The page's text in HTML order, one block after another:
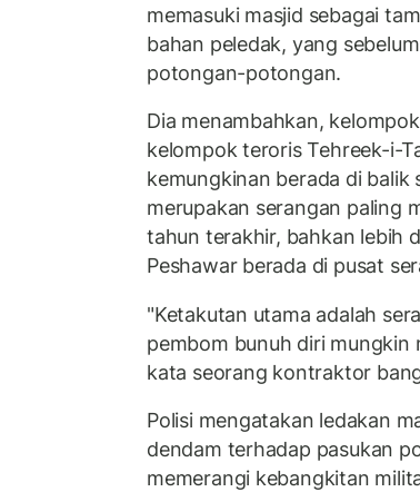
memasuki masjid sebagai
bahan peledak, yang
potongan-potongan.
Dia menambahkan,
kelompok teroris Tehreek-i-
kemungkinan berada di balik
merupakan serangan paling
tahun terakhir, bahkan lebih
Peshawar berada di pusat
"Ketakutan utama adalah
pembom bunuh diri mungkin
kata seorang kontraktor
Polisi mengatakan ledakan
dendam terhadap pasukan
memerangi kebangkitan